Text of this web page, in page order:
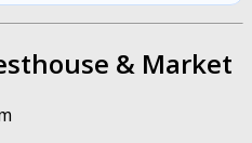
& Market